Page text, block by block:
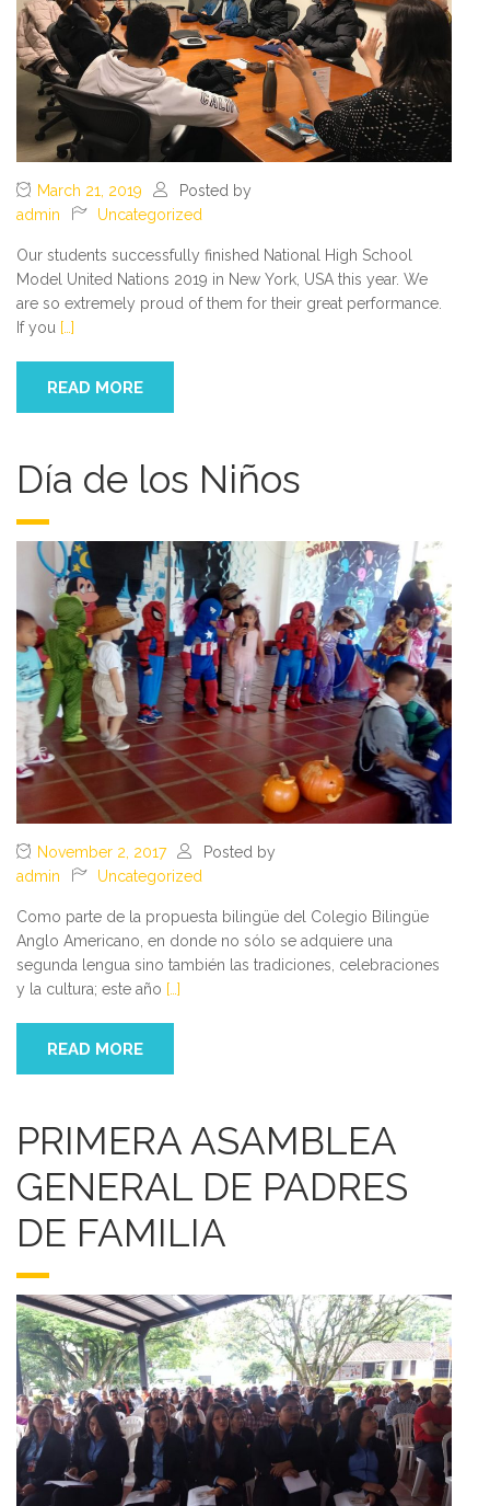
March 21, 2019
Posted by
admin
Uncategorized
Our students successfully finished National High School
Model United Nations 2019 in New York, USA this year. We
are so extremely proud of them for their great performance.
If you […]
READ MORE
Día de los Niños
November 2, 2017
Posted by
admin
Uncategorized
Como parte de la propuesta bilingüe del Colegio Bilingüe
Anglo Americano, en donde no sólo se adquiere una
segunda lengua sino también las tradiciones, celebraciones
y la cultura; este año […]
READ MORE
PRIMERA ASAMBLEA
GENERAL DE PADRES
DE FAMILIA